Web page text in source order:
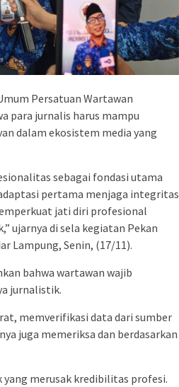
Persatuan Wartawan
para jurnalis harus mampu
dalam ekosistem media yang
sebagai fondasi utama
pertama menjaga integritas
jati diri profesional
ujarnya di sela kegiatan Pekan
Lampung, Senin, (17/11).
bahwa wartawan wajib
jurnalistik.
memverifikasi data dari sumber
juga memeriksa dan berdasarkan
merusak kredibilitas profesi.